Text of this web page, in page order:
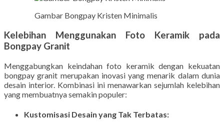
Gambar Bongpay Kristen Minimalis
Kelebihan Menggunakan Foto Keramik pada
Bongpay Granit
Menggabungkan keindahan foto keramik dengan kekuatan
bongpay granit merupakan inovasi yang menarik dalam dunia
desain interior. Kombinasi ini menawarkan sejumlah kelebihan
yang membuatnya semakin populer:
Kustomisasi Desain yang Tak Terbatas: